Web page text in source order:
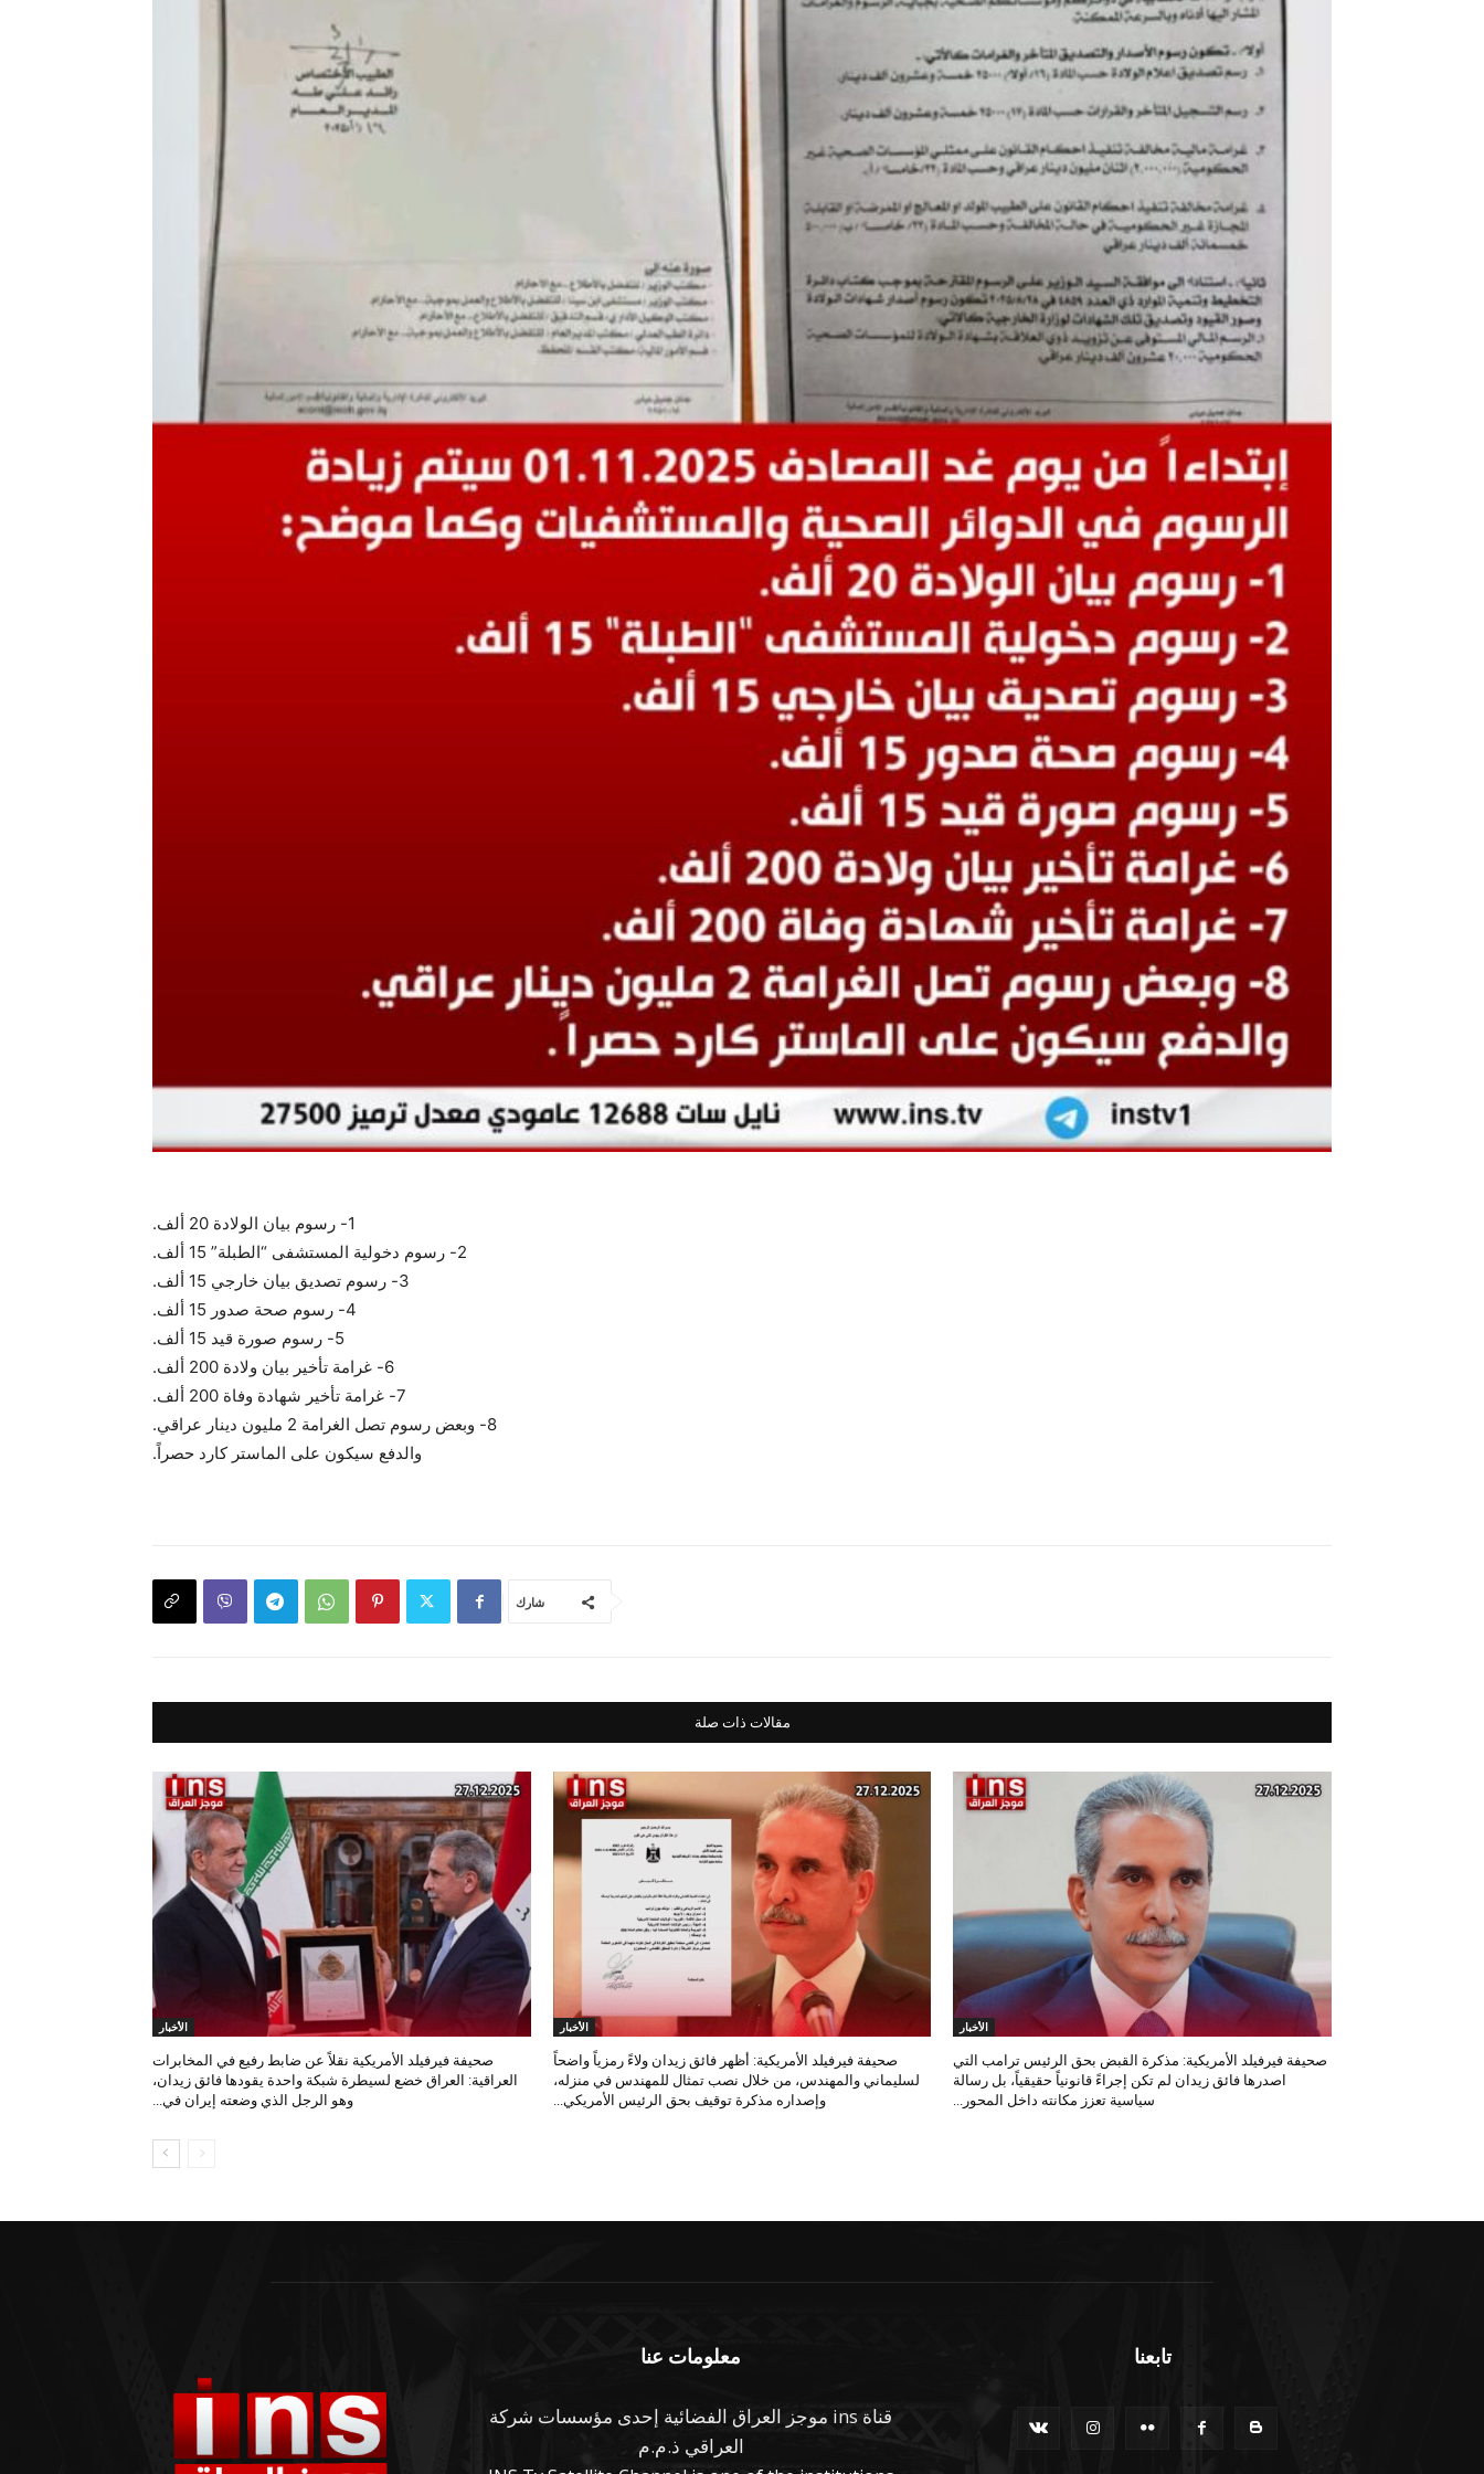
1- رسوم بيان الولادة 20 ألف.
2- رسوم دخولية المستشفى “الطبلة” 15 ألف.
3- رسوم تصديق بيان خارجي 15 ألف.
4- رسوم صحة صدور 15 ألف.
5- رسوم صورة قيد 15 ألف.
6- غرامة تأخير بيان ولادة 200 ألف.
7- غرامة تأخير شهادة وفاة 200 ألف.
8- وبعض رسوم تصل الغرامة 2 مليون دينار عراقي.
والدفع سيكون على الماستر كارد حصراً.
شارك
مقالات ذات صلة
الأخبار
صحيفة فيرفيلد الأمريكية: مذكرة القبض بحق الرئيس ترامب التي
اصدرها فائق زيدان لم تكن إجراءً قانونياً حقيقياً، بل رسالة
سياسية تعزز مكانته داخل المحور...
الأخبار
صحيفة فيرفيلد الأمريكية: أظهر فائق زيدان ولاءً رمزياً واضحاً
لسليماني والمهندس، من خلال نصب تمثال للمهندس في منزله،
وإصداره مذكرة توقيف بحق الرئيس الأمريكي...
الأخبار
صحيفة فيرفيلد الأمريكية نقلاً عن ضابط رفيع في المخابرات
العراقية: العراق خضع لسيطرة شبكة واحدة يقودها فائق زيدان،
وهو الرجل الذي وضعته إيران في...
معلومات عنا
قناة ins موجز العراق الفضائية إحدى مؤسسات شركة
العراقي ذ.م.م
تابعنا